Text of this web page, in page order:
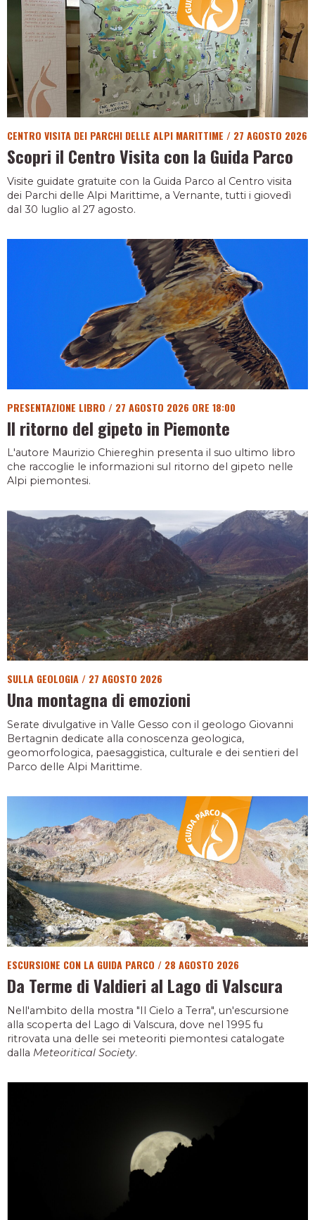
CENTRO VISITA DEI PARCHI DELLE ALPI MARITTIME / 27 AGOSTO 2026
Scopri il Centro Visita con la Guida Parco
Visite guidate gratuite con la Guida Parco al Centro visita
dei Parchi delle Alpi Marittime, a Vernante, tutti i giovedì
dal 30 luglio al 27 agosto.
PRESENTAZIONE LIBRO / 27 AGOSTO 2026 ORE 18:00
Il ritorno del gipeto in Piemonte
L'autore Maurizio Chiereghin presenta il suo ultimo libro
che raccoglie le informazioni sul ritorno del gipeto nelle
Alpi piemontesi.
SULLA GEOLOGIA/ 27 AGOSTO 2026
Una montagna di emozioni
Serate divulgative in Valle Gesso con il geologo Giovanni
Bertagnin dedicate alla conoscenza geologica,
geomorfologica, paesaggistica, culturale e dei sentieri del
Parco delle Alpi Marittime.
ESCURSIONE CON LA GUIDA PARCO / 28 AGOSTO 2026
Da Terme di Valdieri al Lago di Valscura
Nell'ambito della mostra "Il Cielo a Terra", un'escursione
alla scoperta del Lago di Valscura, dove nel 1995 fu
ritrovata una delle sei meteoriti piemontesi catalogate
dalla Meteoritical Society.